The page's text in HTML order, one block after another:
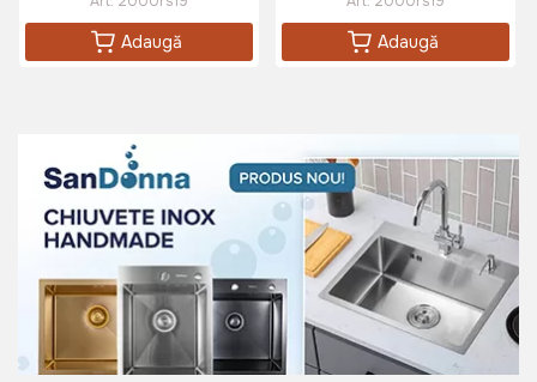
Adaugă Adaugă